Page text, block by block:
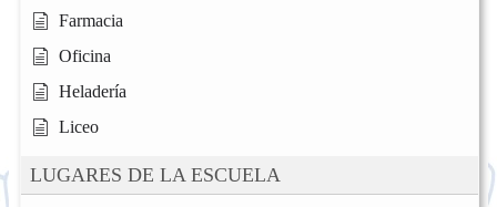
Farmacia
Oficina
Heladería
Liceo
LUGARES DE LA ESCUELA